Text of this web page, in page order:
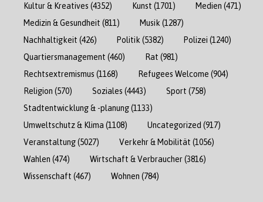
Kultur & Kreatives (4352) Kunst (1701) Medien (471)
Medizin & Gesundheit (811) Musik (1287)
Nachhaltigkeit (426) Politik (5382) Polizei (1240)
Quartiersmanagement (460) Rat (981)
Rechtsextremismus (1168) Refugees Welcome (904)
Religion (570) Soziales (4443) Sport (758)
Stadtentwicklung & -planung(1133)
Umweltschutz & Klima (1108) Uncategorized (917)
Veranstaltung(5027) Verkehr & Mobilität (1056)
Wahlen (474) Wirtschaft & Verbraucher(3816)
Wissenschaft (467) Wohnen (784)